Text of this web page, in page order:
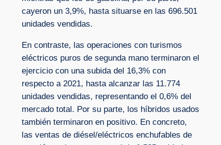
cayeron un 3,9%, hasta situarse en las 696.501
unidades vendidas.
En contraste, las operaciones con turismos
eléctricos puros de segunda mano terminaron el
ejercicio con una subida del 16,3% con
respecto a 2021, hasta alcanzar las 11.774
unidades vendidas, representando el 0,6% del
mercado total. Por su parte, los híbridos usados
también terminaron en positivo. En concreto,
las ventas de diésel/eléctricos enchufables de